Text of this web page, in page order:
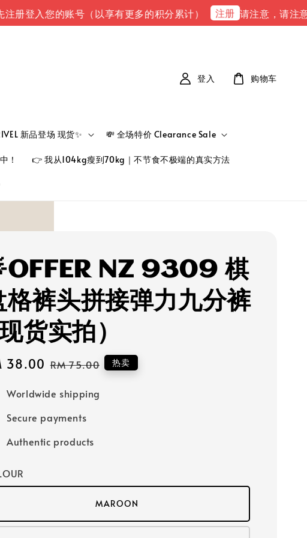
入您的账号（以享有更多的积分累计） 注册 请注意，请注意 下
新品登场 现货✨ 💸 全场特价 Clearance Sale
！ 👉 我从104kg瘦到70kg｜不节食不极端的真实方法
登入 购物车
NZ 9309 棋
格裤头拼接弹力九分裤
货实拍）
38.00 Regular
RM 75.00 热卖
Worldwide shipping
Secure payments
Authentic products
MAROON